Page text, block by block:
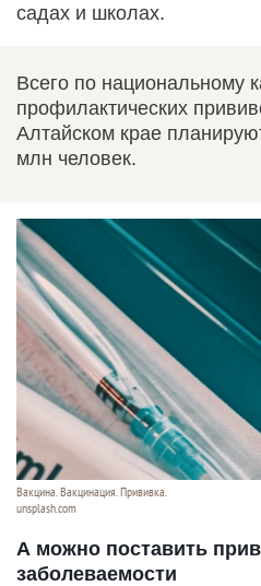
садах и школах.
Всего по национальному
профилактических
Алтайском крае
млн человек.
Вакцина. Вакцинация. Прививка.
unsplash.com
А можно поставить
заболеваемости